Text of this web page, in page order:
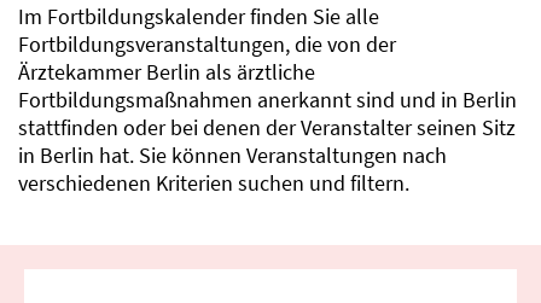
Im Fortbildungskalender finden Sie alle
Fortbildungsveranstaltungen, die von der
Ärztekammer Berlin als ärztliche
Fortbildungsmaßnahmen anerkannt sind und in Berlin
stattfinden oder bei denen der Veranstalter seinen Sitz
in Berlin hat. Sie können Veranstaltungen nach
verschiedenen Kriterien suchen und filtern.
Fortbildungssuche